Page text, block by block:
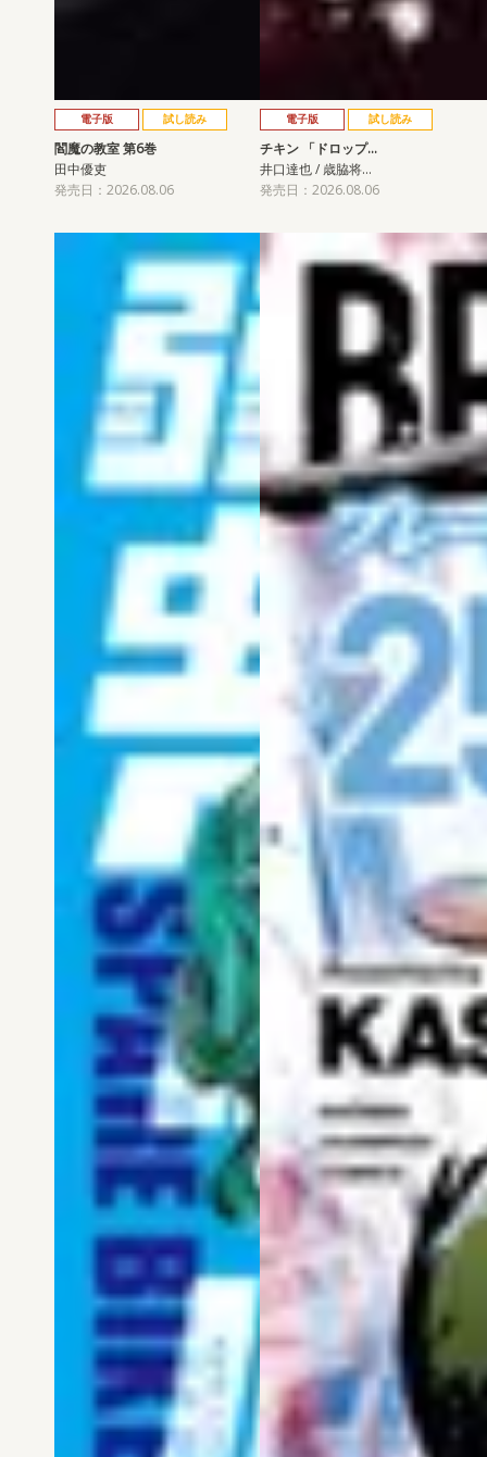
電子版 試し読み
閻魔の教室 第6巻
田中優吏
発売日：2026.08.06
電子版 試し読み
チキン 「ドロップ…
井口達也 / 歳脇将…
発売日：2026.08.06